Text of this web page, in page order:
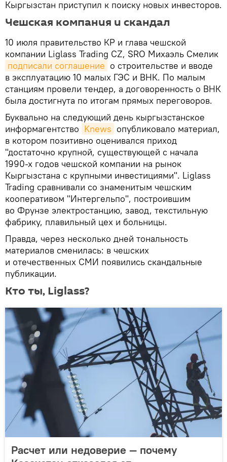
Кыргызстан приступил к поиску новых инвесторов.
Чешская компания и скандал
10 июля правительство КР и глава чешской
компании Liglass Trading CZ, SRO Михаэль Смелик
подписали соглашение о строительстве и вводе
в эксплуатацию 10 малых ГЭС и ВНК. По малым
станциям провели тендер, а договоренность о ВНК
была достигнута по итогам прямых переговоров.
Буквально на следующий день кыргызстанское
информагентство Knews опубликовало материал,
в котором позитивно оценивался приход
"достаточно крупной, существующей с начала
1990-х годов чешской компании на рынок
Кыргызстана с крупными инвестициями". Liglass
Trading сравнивали со знаменитым чешским
кооперативом "Интергельпо", построившим
во Фрунзе электростанцию, завод, текстильную
фабрику, плавильный цех и больницы.
Правда, через несколько дней тональность
материалов сменилась: в чешских
и отечественных СМИ появились скандальные
публикации.
Кто ты, Liglass?
Расчет или недоверие — почему